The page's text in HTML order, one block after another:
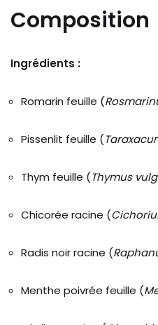
Composition
Ingrédients :
Romarin feuille (
Pissenlit feuille (
Thym feuille (Thymus
Chicorée racine (
Radis noirracine (
Menthe poivrée feuille (